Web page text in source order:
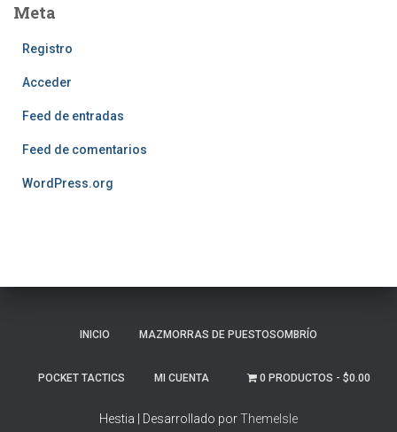
Meta
Registro
Acceder
Feed de entradas
Feed de comentarios
WordPress.org
INICIO MAZMORRAS DE PUESTOSOMBRÍO
POCKET TACTICS MI CUENTA 0 PRODUCTOS $0.00
Hestia | Desarrollado porThemeIsle